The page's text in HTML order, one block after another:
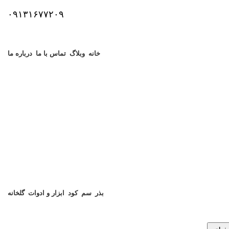
۰۹۱۳۱۶۷۷۲۰۹
خانه وبلاگ تماس با ما درباره ما
بذر سم کود ابزار و ادوات گلخانه